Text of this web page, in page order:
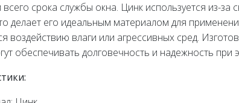
срока службы окна. Цинк используется из-за
делает его идеальным материалом для
воздействию влаги или агрессивных сред.
обеспечивать долговечность и надежность при